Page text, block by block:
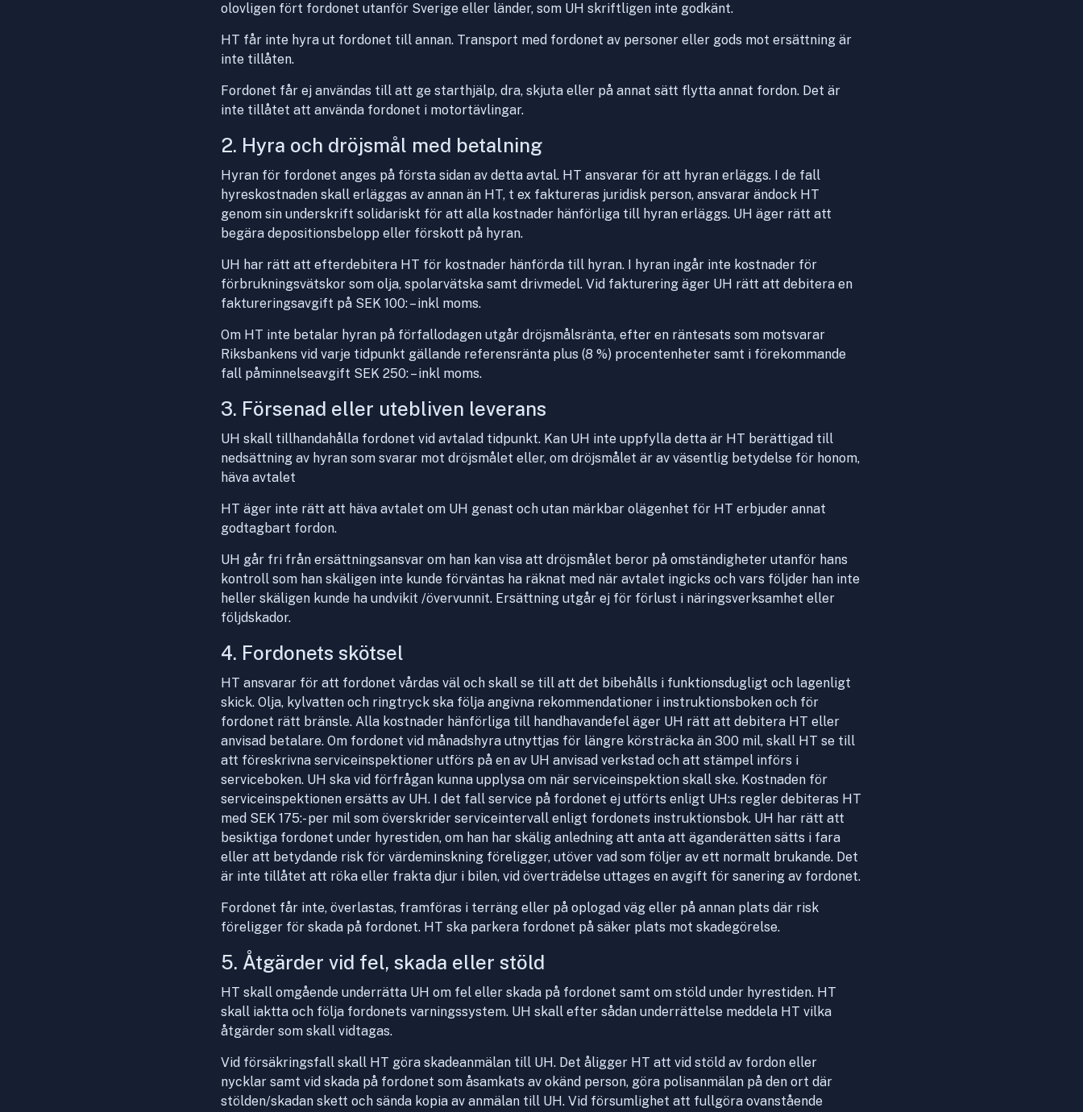
olovligen fört fordonet utanför Sverige eller länder, som UH skriftligen inte godkänt.
HT får inte hyra ut fordonet till annan. Transport med fordonet av personer eller gods mot ersättning är
inte tillåten.
Fordonet får ej användas till att ge starthjälp, dra, skjuta eller på annat sätt flytta annat fordon. Det är
inte tillåtet att använda fordonet i motortävlingar.
2. Hyra och dröjsmål med betalning
Hyran för fordonet anges på första sidan av detta avtal. HT ansvarar för att hyran erläggs. I de fall
hyreskostnaden skall erläggas av annan än HT, t ex faktureras juridisk person, ansvarar ändock HT
genom sin underskrift solidariskt för att alla kostnader hänförliga till hyran erläggs. UH äger rätt att
begära depositionsbelopp eller förskott på hyran.
UH har rätt att efterdebitera HT för kostnader hänförda till hyran. I hyran ingår inte kostnader för
förbrukningsvätskor som olja, spolarvätska samt drivmedel. Vid fakturering äger UH rätt att debitera en
faktureringsavgift på SEK 100: – inkl moms.
Om HT inte betalar hyran på förfallodagen utgår dröjsmålsränta, efter en räntesats som motsvarar
Riksbankens vid varje tidpunkt gällande referensränta plus (8 %) procentenheter samt i förekommande
fall påminnelseavgift SEK 250: – inkl moms.
3. Försenad eller utebliven leverans
UH skall tillhandahålla fordonet vid avtalad tidpunkt. Kan UH inte uppfylla detta är HT berättigad till
nedsättning av hyran som svarar mot dröjsmålet eller, om dröjsmålet är av väsentlig betydelse för honom,
häva avtalet
HT äger inte rätt att häva avtalet om UH genast och utan märkbar olägenhet för HT erbjuder annat
godtagbart fordon.
UH går fri från ersättningsansvar om han kan visa att dröjsmålet beror på omständigheter utanför hans
kontroll som han skäligen inte kunde förväntas ha räknat med när avtalet ingicks och vars följder han inte
heller skäligen kunde ha undvikit /övervunnit. Ersättning utgår ej för förlust i näringsverksamhet eller
följdskador.
4. Fordonets skötsel
HT ansvarar för att fordonet vårdas väl och skall se till att det bibehålls i funktionsdugligt och lagenligt
skick. Olja, kylvatten och ringtryck ska följa angivna rekommendationer i instruktionsboken och för
fordonet rätt bränsle. Alla kostnader hänförliga till handhavandefel äger UH rätt att debitera HT eller
anvisad betalare. Om fordonet vid månadshyra utnyttjas för längre körsträcka än 300 mil, skall HT se till
att föreskrivna serviceinspektioner utförs på en av UH anvisad verkstad och att stämpel införs i
serviceboken. UH ska vid förfrågan kunna upplysa om när serviceinspektion skall ske. Kostnaden för
serviceinspektionen ersätts av UH. I det fall service på fordonet ej utförts enligt UH:s regler debiteras HT
med SEK 175:- per mil som överskrider serviceintervall enligt fordonets instruktionsbok. UH har rätt att
besiktiga fordonet under hyrestiden, om han har skälig anledning att anta att äganderätten sätts i fara
eller att betydande risk för värdeminskning föreligger, utöver vad som följer av ett normalt brukande. Det
är inte tillåtet att röka eller frakta djur i bilen, vid överträdelse uttages en avgift för sanering av fordonet.
Fordonet får inte, överlastas, framföras i terräng eller på oplogad väg eller på annan plats där risk
föreligger för skada på fordonet. HT ska parkera fordonet på säker plats mot skadegörelse.
5. Åtgärder vid fel, skada eller stöld
HT skall omgående underrätta UH om fel eller skada på fordonet samt om stöld under hyrestiden. HT
skall iaktta och följa fordonets varningssystem. UH skall efter sådan underrättelse meddela HT vilka
åtgärder som skall vidtagas.
Vid försäkringsfall skall HT göra skadeanmälan till UH. Det åligger HT att vid stöld av fordon eller
nycklar samt vid skada på fordonet som åsamkats av okänd person, göra polisanmälan på den ort där
stölden/skadan skett och sända kopia av anmälan till UH. Vid försumlighet att fullgöra ovanstående